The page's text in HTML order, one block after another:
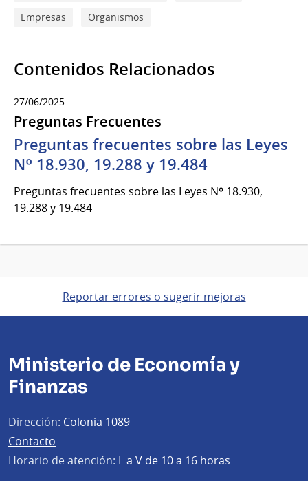
Empresas
Organismos
Contenidos Relacionados
27/06/2025
Preguntas Frecuentes
Preguntas frecuentes sobre las Leyes
Nº 18.930, 19.288 y 19.484
Preguntas frecuentes sobre las Leyes Nº 18.930,
19.288 y 19.484
Reportar errores o sugerir mejoras
Ministerio de Economía y
Finanzas
Dirección: Colonia 1089
Contacto
Horario de atención: L a V de 10 a 16 horas